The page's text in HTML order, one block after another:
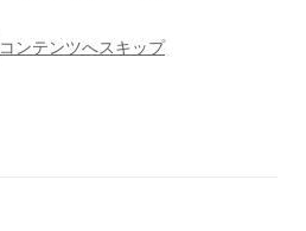
コンテンツへスキップ